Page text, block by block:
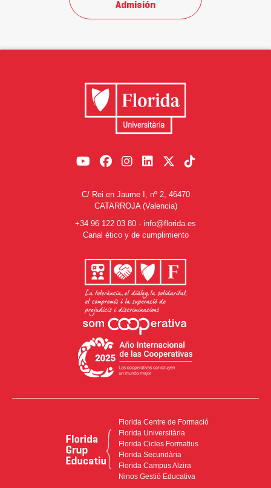
Admisión
C/ Rei en Jaume I, nº 2, 46470
CATARROJA (Valencia)
+34 96 122 03 80 - info@florida.es
Canal ético y de cumplimiento
Florida Centre de Formació
Florida Universitària
Florida Cicles Formatius
Florida Secundària
Florida Campus Alzira
Ninos Gestió Educativa